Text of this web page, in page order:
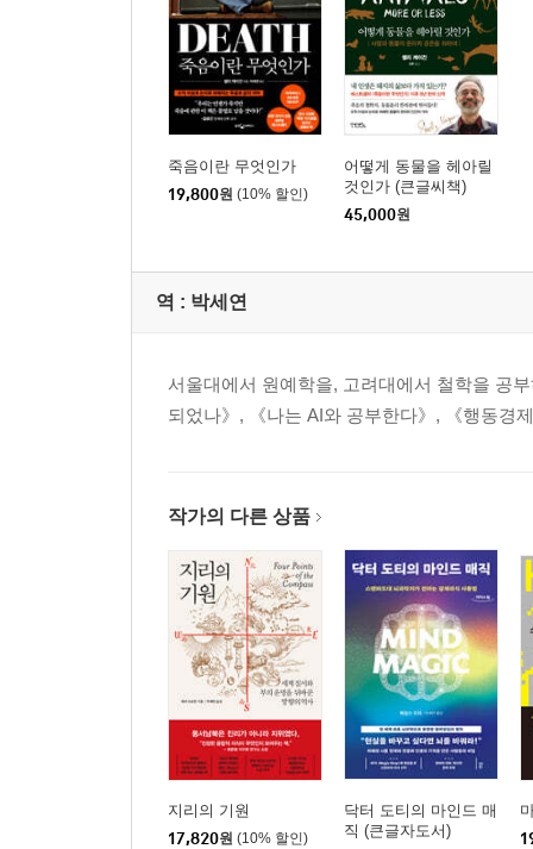
더 읽어볼 만한 것들
찾아보기
죽음이란 무엇인가
19,800원 (10% 할인)
어떻게 동물을 헤아릴
것인가 (큰글씨책)
45,000원
역 : 박세연
서울대에서 원예학을, 고려대에서 철학을 공
되었나》, 《나는 AI와 공부한다》, 《행동경
작가의 다른 상품
지리의 기원
17,820원 (10% 할인)
닥터 도티의 마인드 매
직 (큰글자도서)